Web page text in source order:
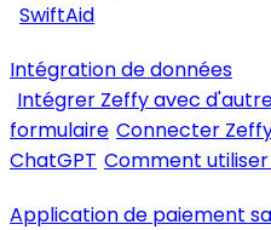
SwiftAid
Intégration de données
Intégrer Zeffy avec
formulaire Connecter
ChatGPT Comment
Application de paiement